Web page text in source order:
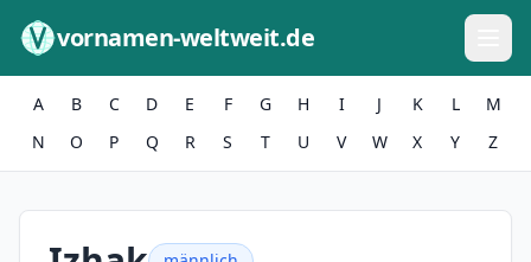
vornamen-weltweit.de
A B C D E F G H I J K L
M
N
O P Q R S T U V W X Y Z